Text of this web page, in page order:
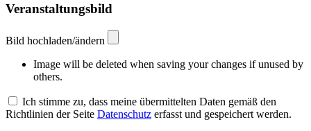
Veranstaltungsbild
Bild hochladen/ändern
Image will be deleted when saving your changes if unused by
others.
Ich stimme zu, dass meine übermittelten Daten gemäß den
Richtlinien der Seite Datenschutz erfasst und gespeichert werden.